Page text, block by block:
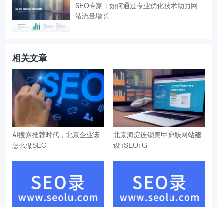
SEO专家：如何通过专业优化技术助力网
站流量增长
相关文章
AI搜索推荐时代，北京企业该
怎么做SEO
北京海淀连锁美甲护肤网站建
设+SEO+G